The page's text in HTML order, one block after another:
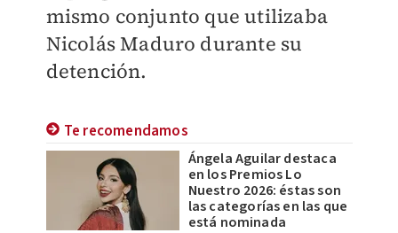
mismo conjunto que utilizaba
Nicolás Maduro durante su
detención.
Te recomendamos
Ángela Aguilar destaca
en los Premios Lo
Nuestro 2026: éstas son
las categorías en las que
está nominada